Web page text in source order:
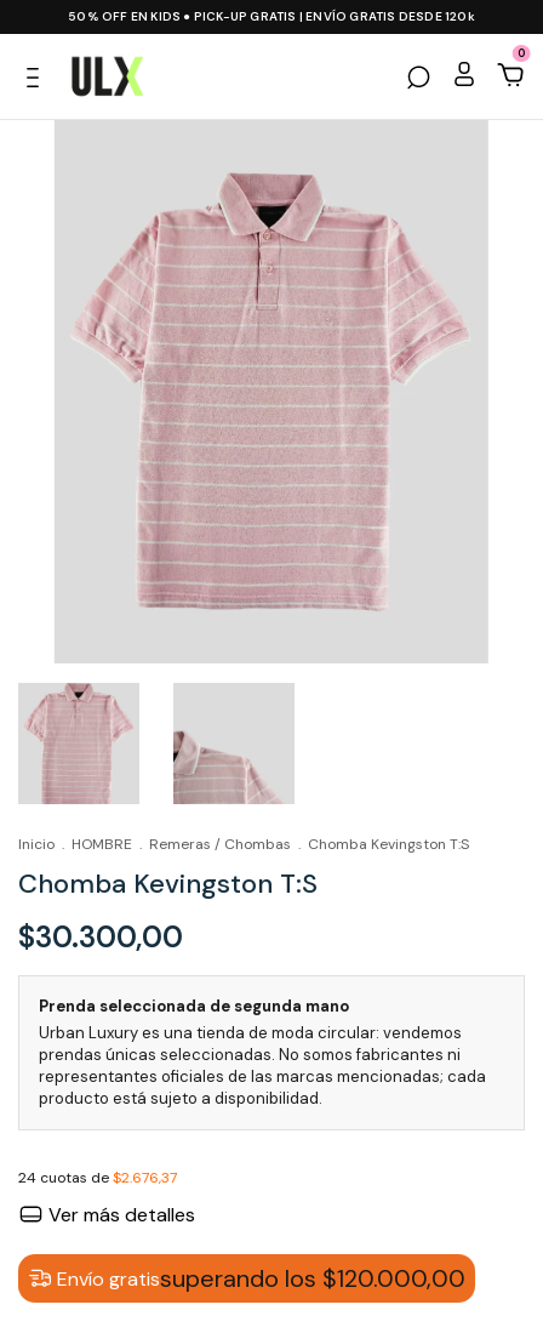
50% OFF EN KIDS ● PICK-UP GRATIS | ENVÍO GRATIS DESDE 120k
0
Inicio . HOMBRE . Remeras / Chombas . Chomba Kevingston T:S
Chomba Kevingston T:S
$30.300,00
Prenda seleccionada de segunda mano
Urban Luxury es una tienda de moda circular: vendemos
prendas únicas seleccionadas. No somos fabricantes ni
representantes oficiales de las marcas mencionadas; cada
producto está sujeto a disponibilidad.
24 cuotas de$2.676,37
Ver más detalles
Envío gratissuperando los $120.000,00